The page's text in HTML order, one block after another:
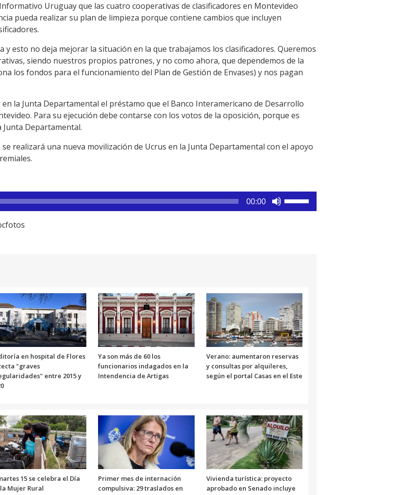
Uruguay que las cuatro cooperativas de clasificadores en Montevideo
pueda realizar su plan de limpieza porque contiene cambios que incluyen
y esto no deja mejorar la situación en la que trabajamos los clasificadores. Queremos
siendo nuestros propios patrones, y no como ahora, que dependemos de la
los fondos para el funcionamiento del Plan de Gestión de Envases) y nos pagan
la Junta Departamental el préstamo que el Banco Interamericano de Desarrollo
Para su ejecución debe contarse con los votos de la oposición, porque es
Junta Departamental.
realizará una nueva movilización de Ucrus en la Junta Departamental con el apoyo
00:00
disminuir
el
volumen.
en hospital de Flores
"graves
entre 2015 y
Ya son más de 60 los
funcionarios indagados en la
Intendencia de Artigas
Verano: aumentaron reservas
y consultas por alquileres,
según el portal Casas en el Este
15 se celebra el Día
Mujer Rural
Primer mes de internación
compulsiva: 29 traslados en
Vivienda turística: proyecto
aprobado en Senado incluye